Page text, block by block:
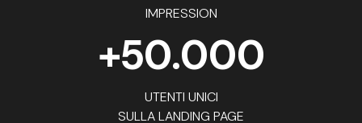
IMPRESSION
+50.000
UTENTI UNICI
SULLA LANDING PAGE